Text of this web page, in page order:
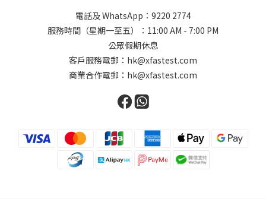
電話及 WhatsApp：9220 2774
服務時間（星期一至五）：11:00 AM - 7:00 PM
公眾假期休息
客戶服務電郵：hk@xfastest.com
商業合作電郵：hk@xfastest.com